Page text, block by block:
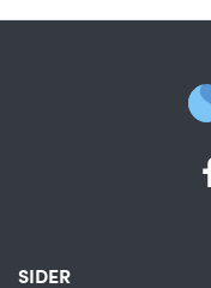
SIDER